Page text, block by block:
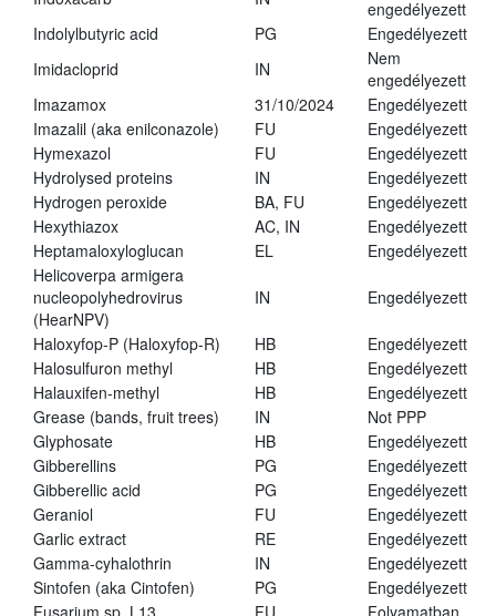
engedélyezett
Indolylbutyric acid
PG
Engedélyezett
Imidacloprid
IN
Nem
engedélyezett
Imazamox
31/10/2024
Engedélyezett
Imazalil (aka enilconazole)
FU
Engedélyezett
Hymexazol
FU
Engedélyezett
Hydrolysed proteins
IN
Engedélyezett
Hydrogen peroxide
BA, FU
Engedélyezett
Hexythiazox
AC, IN
Engedélyezett
Heptamaloxyloglucan
EL
Engedélyezett
Helicoverpa armigera
nucleopolyhedrovirus
(HearNPV)
IN Engedélyezett
Haloxyfop-P (Haloxyfop-R) HB
Engedélyezett
Halosulfuron methyl
HB
Engedélyezett
Halauxifen-methyl
HB
Engedélyezett
Grease (bands, fruit trees)
IN
Not PPP
Glyphosate
HB
Engedélyezett
Gibberellins
PG
Engedélyezett
Gibberellic acid
PG
Engedélyezett
Geraniol
FU
Engedélyezett
Garlic extract
RE
Engedélyezett
Gamma-cyhalothrin
IN
Engedélyezett
Sintofen (aka Cintofen)
PG
Engedélyezett